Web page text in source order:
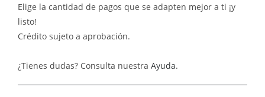
Elige la cantidad de pagos que se adapten mejor a ti ¡y
listo!
Crédito sujeto a aprobación.
¿Tienes dudas? Consulta nuestra Ayuda.